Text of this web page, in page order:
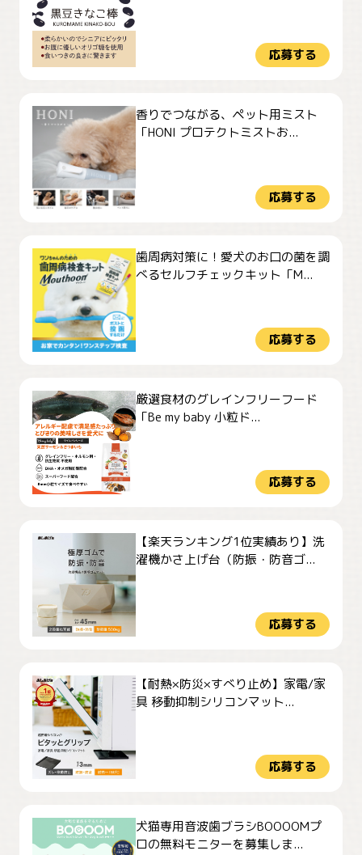
応募する
香りでつながる、ペット用ミスト
「HONI プロテクトミストお...
応募する
歯周病対策に！愛犬のお口の菌を調
べるセルフチェックキット「M...
応募する
厳選食材のグレインフリーフード
「Be my baby 小粒ド...
応募する
【楽天ランキング1位実績あり】洗
濯機かさ上げ台（防振・防音ゴ...
応募する
【耐熱×防災×すべり止め】家電/家
具 移動抑制シリコンマット...
応募する
犬猫専用音波歯ブラシBOOOOMプ
ロの無料モニターを募集しま...